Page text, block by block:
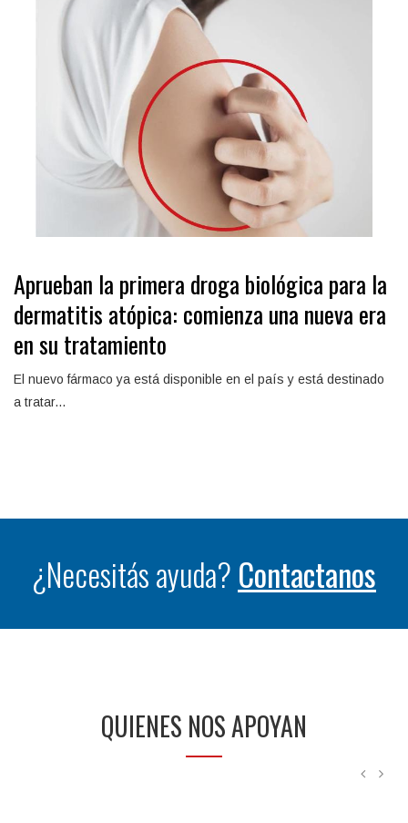
Aprueban la primera droga biológica para la
dermatitis atópica: comienza una nueva era
en su tratamiento
El nuevo fármaco ya está disponible en el país y está destinado
a tratar...
¿Necesitás ayuda?Contactanos
QUIENES NOS APOYAN